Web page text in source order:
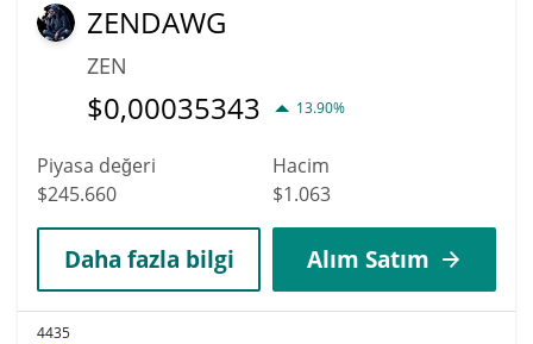
ZENDAWG
ZEN
$0,00035343 13.90%
Piyasa değeri
$245.660
Hacim
$1.063
Daha fazla bilgi Alım Satım
4435